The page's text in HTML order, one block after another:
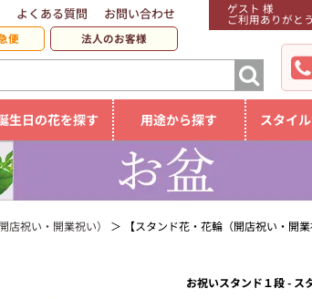
ゲスト 様
ご利用ありがと
よくある質問 お問い合わせ
便 法人のお客様
生日の花を探す 用途から探す スタイ
店祝い・開業祝い） 【スタンド花・花輪（開店祝い・開
お祝いスタンド１段 - ス